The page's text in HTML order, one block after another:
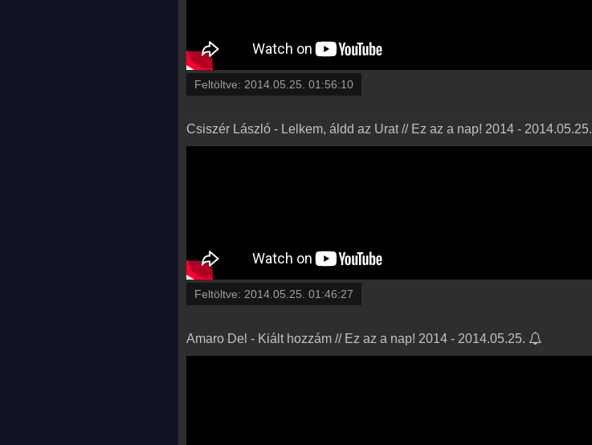
Feltöltve: 2014.05.25. 01:56:10
Csiszér László - Lelkem, áldd az Urat // Ez az a nap! 2014 - 2014.05.25.
Feltöltve: 2014.05.25. 01:46:27
Amaro Del - Kiált hozzám // Ez az a nap! 2014 - 2014.05.25.